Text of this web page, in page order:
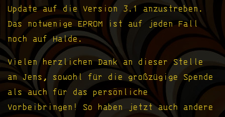
Update auf die Version 3.1 anzustreben.
Das notwenige EPROM ist auf jeden Fall
noch auf Halde.
Vielen herzlichen Dank an dieser Stelle
an Jens, sowohl für die großzügige Spende
als auch für das persönliche
Vorbeibringen! So haben jetzt auch andere